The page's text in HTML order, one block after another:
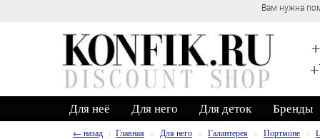
Вам нужна
Для неё Для него Для деток Бренды
← назад Главная Для него Галантерея Портмоне